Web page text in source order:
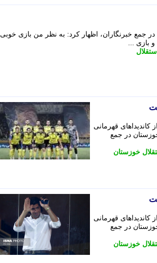
خوزستان در جمع خبرنگاران، اظهار کرد: به نظر من بازی خوبی
استقلال
قهرمانی
خوزستان در جمع
خوزستان
قهرمانی
خوزستان در جمع
خوزستان